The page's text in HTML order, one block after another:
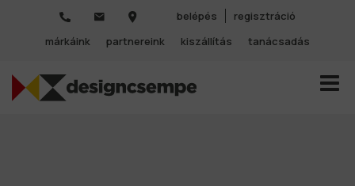
belépés
regisztráció
márkáink
partnereink kiszállítás tanácsadás